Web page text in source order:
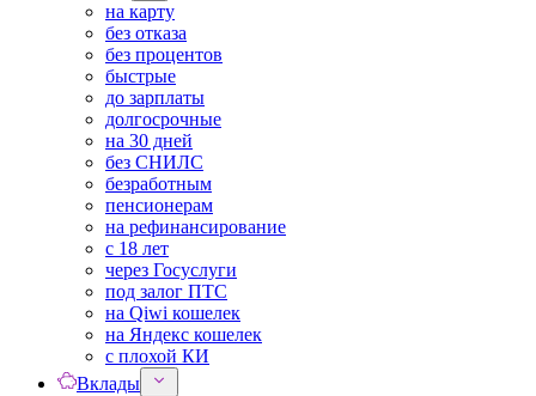
на карту
без отказа
без процентов
быстрые
до зарплаты
долгосрочные
на 30 дней
без СНИЛС
безработным
пенсионерам
на рефинансирование
с 18 лет
через Госуслуги
под залог ПТС
на Qiwi кошелек
на Яндекс кошелек
с плохой КИ
Вклады